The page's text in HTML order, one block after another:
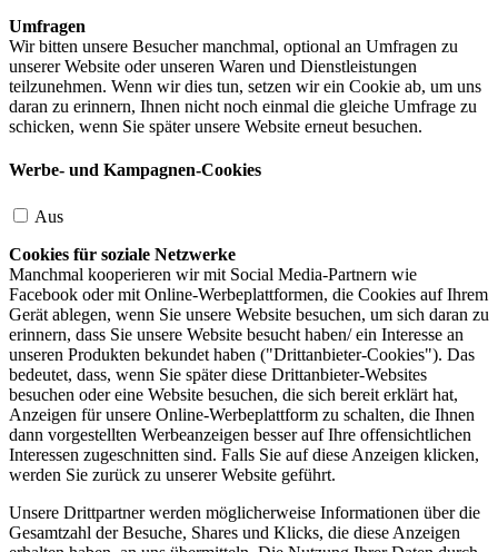
Umfragen
Wir bitten unsere Besucher manchmal, optional an Umfragen zu
unserer Website oder unseren Waren und Dienstleistungen
teilzunehmen. Wenn wir dies tun, setzen wir ein Cookie ab, um uns
daran zu erinnern, Ihnen nicht noch einmal die gleiche Umfrage zu
schicken, wenn Sie später unsere Website erneut besuchen.
Werbe- und Kampagnen-Cookies
Aus
Cookies für soziale Netzwerke
Manchmal kooperieren wir mit Social Media-Partnern wie
Facebook oder mit Online-Werbeplattformen, die Cookies auf Ihrem
Gerät ablegen, wenn Sie unsere Website besuchen, um sich daran zu
erinnern, dass Sie unsere Website besucht haben/ ein Interesse an
unseren Produkten bekundet haben ("Drittanbieter-Cookies"). Das
bedeutet, dass, wenn Sie später diese Drittanbieter-Websites
besuchen oder eine Website besuchen, die sich bereit erklärt hat,
Anzeigen für unsere Online-Werbeplattform zu schalten, die Ihnen
dann vorgestellten Werbeanzeigen besser auf Ihre offensichtlichen
Interessen zugeschnitten sind. Falls Sie auf diese Anzeigen klicken,
werden Sie zurück zu unserer Website geführt.
Unsere Drittpartner werden möglicherweise Informationen über die
Gesamtzahl der Besuche, Shares und Klicks, die diese Anzeigen